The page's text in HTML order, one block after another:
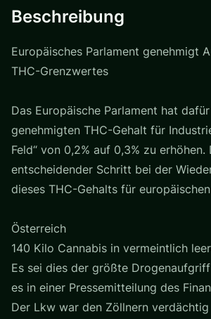
Beschreibung
Europäisches Parlament genehmigt
THC-Grenzwertes
Das Europäische Parlament hat
genehmigten THC-Gehalt für
Feld“ von 0,2% auf 0,3% zu erhöhen.
entscheidender Schritt bei der
dieses THC-Gehalts für
Österreich
140 Kilo Cannabis in vermeintlich
Es sei dies der größte
es in einer Pressemitteilung des
Der Lkw war den Zöllnern